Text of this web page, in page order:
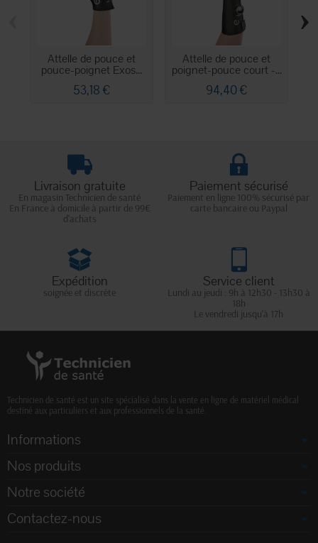
Attelle de pouce et
pouce-poignet Exos...
53,18 €
Attelle de pouce et
poignet-pouce court -...
94,40 €
›
Livraison gratuite
En magasin Technicien de santé
En France à domicile à partir de 99€
d'achats
Paiement sécurisé
Paiement en ligne 100% sécurisé par
carte bancaire ou Paypal
Expédition
soignée et discrète
Service client
Lundi au jeudi : 9h à 12h30 - 13h30 à
18h
Le vendredi jusqu'à 17h
Technicien de santé est un site spécialisé dans la vente en ligne de matériel médical
destiné aux particuliers et aux professionnels de la santé.
Informations
Nos produits
Notre société
Contactez-nous